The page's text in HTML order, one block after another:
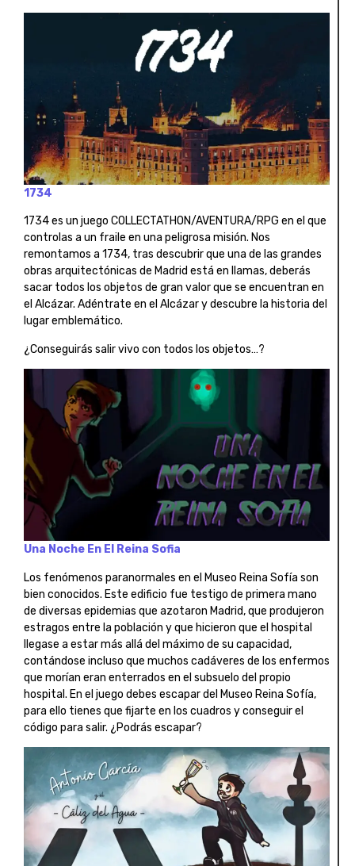
1734
1734 es un juego COLLECTATHON/AVENTURA/RPG en el que
controlas a un fraile en una peligrosa misión. Nos
remontamos a 1734, tras descubrir que una de las grandes
obras arquitectónicas de Madrid está en llamas, deberás
sacar todos los objetos de gran valor que se encuentran en
el Alcázar. Adéntrate en el Alcázar y descubre la historia del
lugar emblemático.
¿Conseguirás salir vivo con todos los objetos…?
Una Noche En El Reina Sofia
Los fenómenos paranormales en el Museo Reina Sofía son
bien conocidos. Este edificio fue testigo de primera mano
de diversas epidemias que azotaron Madrid, que produjeron
estragos entre la población y que hicieron que el hospital
llegase a estar más allá del máximo de su capacidad,
contándose incluso que muchos cadáveres de los enfermos
que morían eran enterrados en el subsuelo del propio
hospital. En el juego debes escapar del Museo Reina Sofía,
para ello tienes que fijarte en los cuadros y conseguir el
código para salir. ¿Podrás escapar?